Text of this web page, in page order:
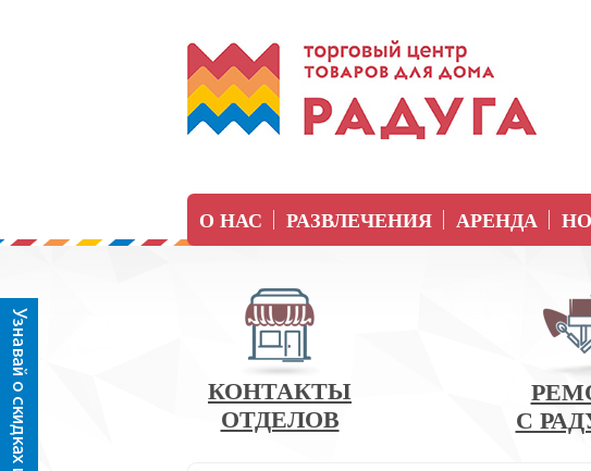
О НАС РАЗВЛЕЧЕНИЯ АРЕНДА
КОНТАКТЫ
ОТДЕЛОВ
С